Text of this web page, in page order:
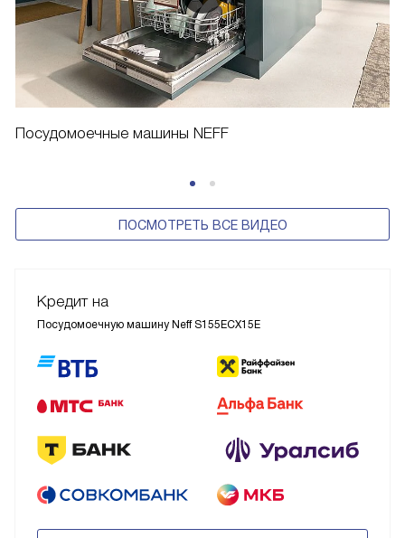
Посудомоечные машины NEFF
ПОСМОТРЕТЬ ВСЕ ВИДЕО
Кредит на
Посудомоечную машину Neff S155ECX15E